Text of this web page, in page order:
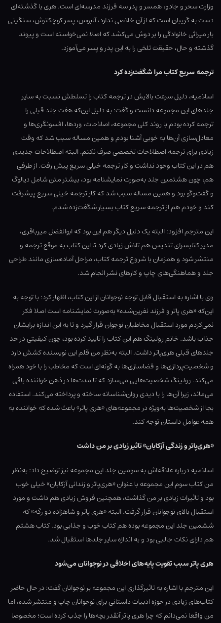
وزارت سحر و جادو، همسر و پدر سه فرزند مدرسه‌ای است. هری با گذشته‌ای
دست به گریبان است که از آن خلاصی ندارد، آلبوس، پسر کوچکترش، سنگینی
بار میراثی خانوادگی را بر دوش می‌کشد که اصلا نمی‌خواسته است و پیوند
گذشته و حال، حقیقت تلخی را به این پدر و پسر می‌آموزد.
ترجمه سریع کتاب مرا شگفت‌زده‌ کرد
اسلامیه، دلیل سرعت بالایش در ترجمه کتاب را تسلطش نسبت به سایر
جلدهای این مجموعه دانست و گفت: به دلیل این‌که هفت جلد قبلی را
ترجمه کرده بودم با روند کلی مجموعه، اصلاحات، وردها، افسونگری‌ها و
معادل‌سازی آن‌ها به خوبی آشنا بودم و همین مساله سبب شد که وقت
زیادی برای ترجمه اصطلاحات تخصصی صرف نکنم. البته اصطلاحات جدیدی
هم در این کتاب وجود نداشت و کار ترجمه خیلی سریع پیش رفت. از طرفی
هم، چون هشتمین جلد به‌صورت نمایشنامه بود، بیشتر متن شامل دیالوگ
و گفت‌وگو بود و همین مساله سبب شد که کار ترجمه خیلی سریع پیشرفت
کند و خودم هم از ترجمه سریع کتاب بسیار شگفت‌زده شدم.
این مترجم افزود: البته یک دلیل دیگر هم این بود که ابوالفضل میرباقری،
مدیر کتابسرای تندیس هم تلاش زیادی کرد تا این کتاب به موقع ترجمه و
منتشر شود و همزمان با شروع ترجمه کتاب، مراحل آماده‌سازی مانند طراحی
جلد و هماهنگی‌های چاپ و کارهای نشر انجام شد.
وی با اشاره به استقبال قابل توجه نوجوانان از این کتاب، اظهار کرد: با توجه به
این‌که «هری پاتر و فرزند نفرین‌شده» به‌صورت نمایشنامه است اصلا فکر
نمی‌کردم مورد استقبال مخاطبان نوجوان قرار گیرد و تا به این اندازه برایشان
جذاب باشد. خانم رولینگ هم این کتاب را تایید کرده بود، چون کیفیتی در حد
جلدهای قبلی هری‌پاتر داشت. البته به‌نظر من قلم این نویسنده کشش دارد
و شخصیت‌پردازی‌ها و فضاسازی‌ها به گونه‌ای است که مخاطب را با خود همراه
می‌کند. رولینگ شخصیت‌هایی می‌سازد که تا مدت‌ها در ذهن خواننده باقی
می‌ماند، زیرا آن‌ها را با دیدی روان‌شناسانه ساخته و پرداخته می‌کند. استفاده
بجا از شخصیت‌ها به‌ویژه در مجموعه‌های «هری پاتر» باعث شده که خواننده به
همه عوامل داستان توجه کند.
«هری‌پاتر و زندگی آزکابان» تاثیر زیادی بر من داشت
اسلامیه درباره علاقه‌اش به سومین جلد این مجموعه نیز توضیح داد: به‌نظر
من کتاب سوم این مجموعه با عنوان «هری‌پاتر و زندانی آزکابان» خیلی خوب
بود و تاثیرات زیادی بر من گذاشت، همچنین فروش زیادی هم داشت و مورد
استقبال بالای نوجوانان قرار گرفت. البته «هری پاتر و شاهزاده دو رگه» که
ششمین جلد این مجموعه بوده هم کتاب خوب و جذابی بود. کتاب هشتم
هم دارای نکات جالبی بود و به اندازه سایر جلدها استقبال شد.
هری پاتر سبب تقویت پایه‌های اخلاقی در نوجوانان می‌شود
این مترجم با اشاره به تاثیرگذاری این مجموعه بر نوجوانان گفت: در حال حاضر
کتاب‌های زیادی در حوزه ادبیات داستانی برای نوجوانان چاپ و منتشر شده، اما
من واقعا نمی‌دانم که چرا هری پاتر آنقدر بچه‌ها را جذب کرده است؛ مخصوصا